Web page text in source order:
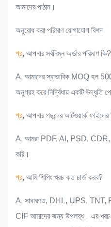
আমাদের পাঠান।
অনুরোধ করা পরিমাণ যোগাযোগ বিশদ
প্র, আপনার সর্বনিম্ন অর্ডার পরিমাণ কি?
A, আমাদের স্বাভাবিক MOQ হল
অনুগ্রহ করে নির্দ্বিধায় একটি উদ্ধৃতি
প্র, আপনার পছন্দের আর্টওয়ার্ক ফাইলের
A, আমরা PDF, Al, PSD, CDR,
করি।
প্র, আমি শিপিং খরচ কত চার্জ করব?
A, সাধারণত, DHL, UPS,
CIF আমাদের জন্য উপলব্ধ। এর খরচ